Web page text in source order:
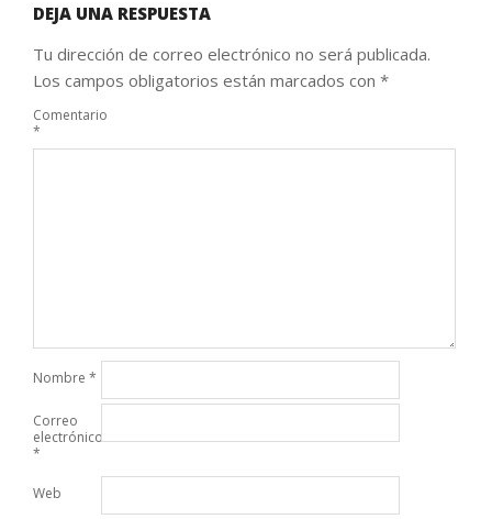
DEJA UNA RESPUESTA
Tu dirección de correo electrónico no será publicada.
Los campos obligatorios están marcados con *
Comentario
*
Nombre *
Correo
electrónico
*
Web